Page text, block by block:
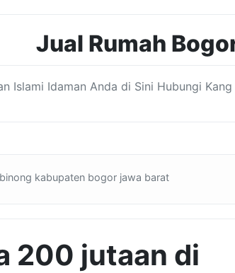
Jual Rumah
Islami Idaman Anda di Sini Hubungi
kabupaten bogor jawa barat
200 jutaan di